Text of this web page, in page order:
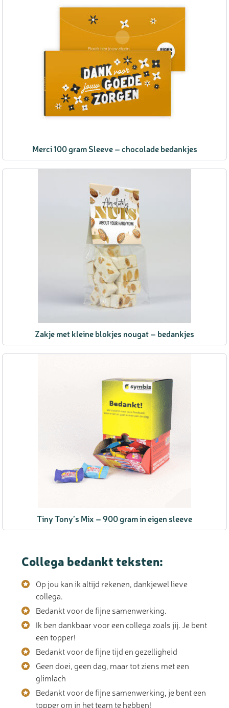
Merci 100 gram Sleeve – chocolade bedankjes
Zakje met kleine blokjes nougat – bedankjes
Tiny Tony’s Mix – 900 gram in eigen sleeve
Collega bedankt teksten:
Op jou kan ik altijd rekenen, dankjewel lieve
collega.
Bedankt voor de fijne samenwerking.
Ik ben dankbaar voor een collega zoals jij. Je bent
een topper!
Bedankt voor de fijne tijd en gezelligheid
Geen doei, geen dag, maar tot ziens met een
glimlach
Bedankt voor de fijne samenwerking, je bent een
topper om in het team te hebben!